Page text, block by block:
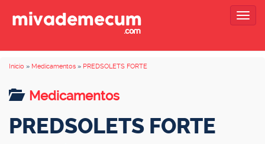
Inicio » Medicamentos » PREDSOLETS FORTE
Medicamentos
PREDSOLETS FORTE